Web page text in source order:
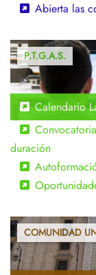
Abierta las
Calendario
duración